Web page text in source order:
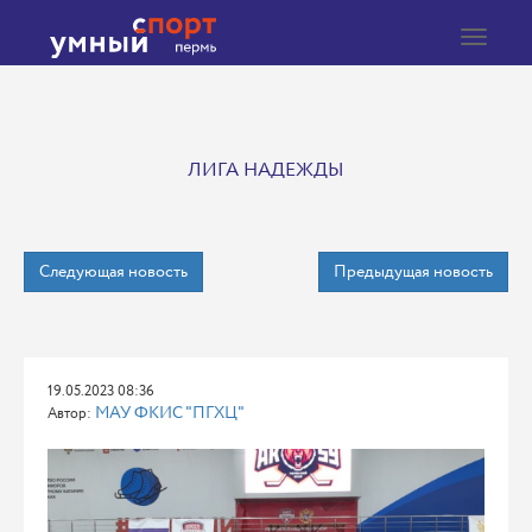
Toggle
ЛИГА НАДЕЖДЫ
Следующая новость Предыдущая новость
19.05.2023 08:36
Автор: МАУ ФКИС "ПГХЦ"